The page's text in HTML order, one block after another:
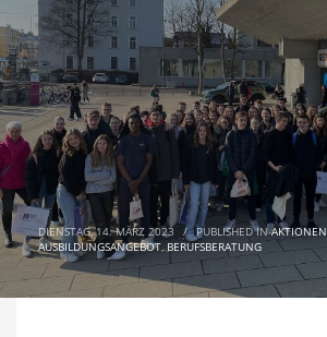
DIENSTAG, 14. MÄRZ 2023 / PUBLISHED INAKTIONEN
AUSBILDUNGSANGEBOT BERUFSBERATUNG